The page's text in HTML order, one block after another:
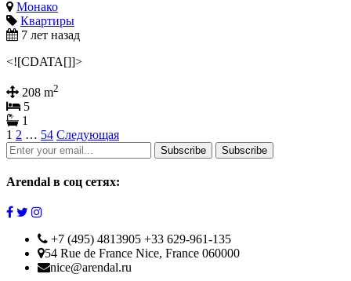
Монако
Квартиры
7 лет назад
<![CDATA[]]>
208 m2
5
1
1 2 … 54 Следующая
Subscribe Subscribe
Arendal в соц сетях:
+7 (495) 4813905 +33 629-961-135
54 Rue de France Nice, France 060000
nice@arendal.ru